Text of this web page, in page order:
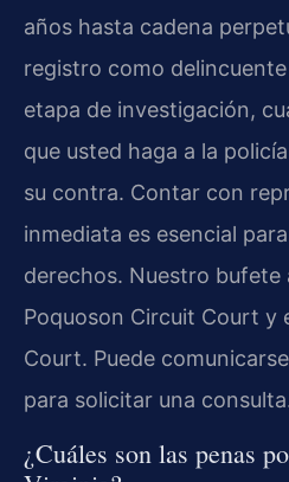
años hasta cadena
registro como
etapa de investigación,
que usted haga a la
su contra. Contar con
inmediata es esencial
derechos. Nuestro bufete
Poquoson Circuit Court y
Court. Puede
para solicitar una
¿Cuáles son las penas